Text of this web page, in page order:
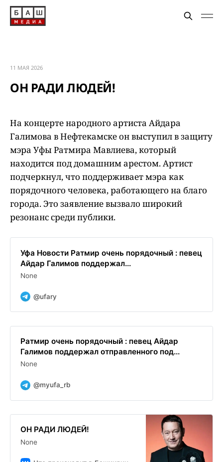
11 МАЯ 2026
ОН РАДИ ЛЮДЕЙ!
На концерте народного артиста Айдара
Галимова в Нефтекамске он выступил в защиту
мэра Уфы Ратмира Мавлиева, который
находится под домашним арестом. Артист
подчеркнул, что поддерживает мэра как
порядочного человека, работающего на благо
города. Это заявление вызвало широкий
резонанс среди публики.
Уфа Новости Ратмир очень порядочный : певец
Айдар Галимов поддержал...
None
@ufary
Ратмир очень порядочный : певец Айдар
Галимов поддержал отправленного под...
None
@myufa_rb
ОН РАДИ ЛЮДЕЙ!
None